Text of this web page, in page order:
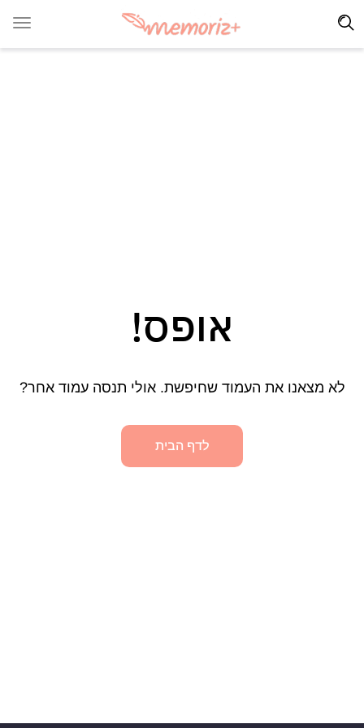
אופס!
לא מצאנו את העמוד שחיפשת. אולי תנסה עמוד אחר?
לדף הבית